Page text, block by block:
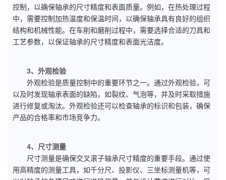
控制，以确保轴承的尺寸精度和表面质量。例如，在热处理过程
中，需要控制加热温度和保温时间，以确保轴承具有良好的组织
结构和机械性能。在车削和磨削过程中，需要选择合适的刀具和
工艺参数，以保证轴承的尺寸精度和表面光洁度。
3、外观检验
外观检验是质量控制中的重要环节之一。通过外观检验，可
以及时发现轴承表面的缺陷，如裂纹、气泡等，并及时采取措施
进行修复或淘汰。外观检验还可以检查轴承的标识和包装，确保
产品的合格率和市场竞争力。
4、尺寸测量
尺寸测量是确保交叉滚子轴承尺寸精度的重要手段。通过使
用高精度的测量工具，如千分尺、投影仪、三坐标测量机等，可